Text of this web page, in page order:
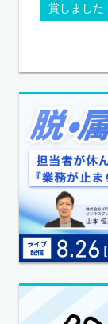
賞しました